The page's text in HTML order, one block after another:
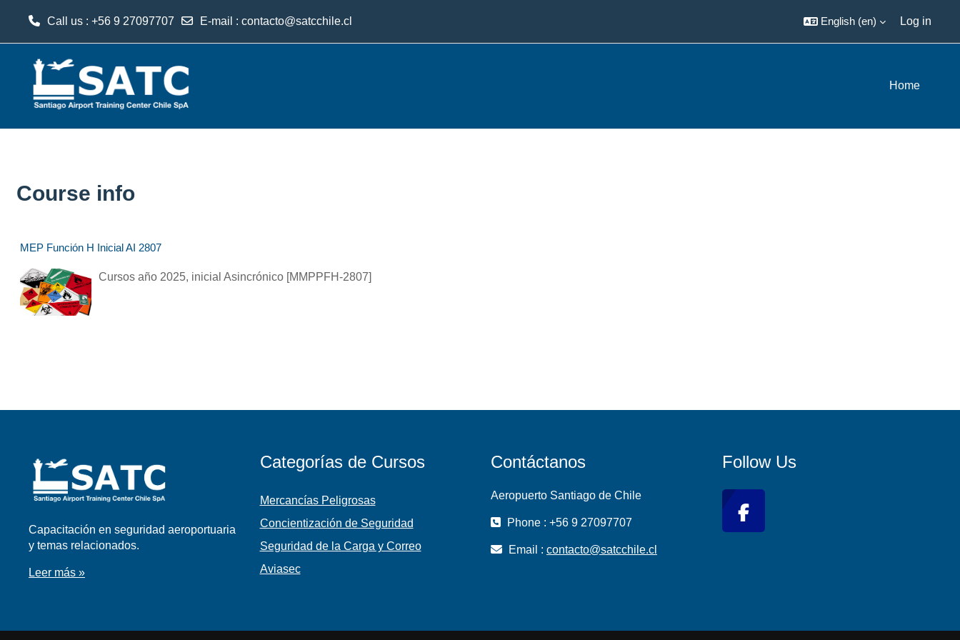
Call us : +56 9 27097707 E-mail : contacto@satcchile.cl English ‎(en)‎ Log in
Home
Course info
MEP Función H Inicial AI 2807
Cursos año 2025, inicial Asincrónico [MMPPFH-2807]
Capacitación en seguridad aeroportuaria
y temas relacionados.
Leer más »
Categorías de Cursos
Mercancías Peligrosas
Concientización de Seguridad
Seguridad de la Carga y Correo
Aviasec
Contáctanos
Aeropuerto Santiago de Chile
Phone : +56 9 27097707
Email : contacto@satcchile.cl
Follow Us